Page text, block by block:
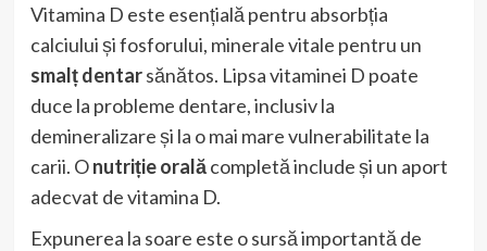
Vitamina D este esențială pentru absorbția
calciului și fosforului, minerale vitale pentru un
smalț dentarsănătos. Lipsa vitaminei D poate
duce la probleme dentare, inclusiv la
demineralizare și la o mai mare vulnerabilitate la
carii. Onutriție oralăcompletă include și un aport
adecvat de vitamina D.
Expunerea la soare este o sursă importantă de